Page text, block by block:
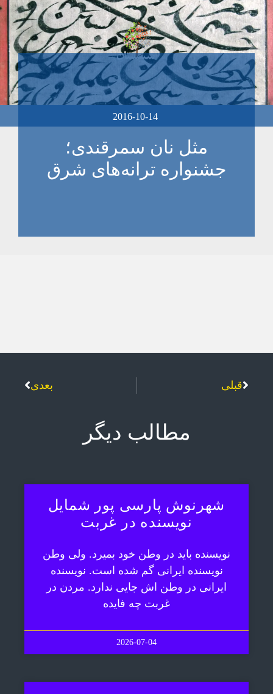
2016-10-14
مثل نان سمرقندی؛
جشنواره ترانه‌های شرق
قبلی بعدی
مطالب دیگر
شهرنوش پارسی پور شمایل
نویسنده در غربت
نویسنده باید در وطن خود بمیرد. ولی وطن
نویسنده ایرانی گم شده است. نویسنده
ایرانی در وطن اش جایی ندارد. مردن در
غربت چه فایده
2026-07-04